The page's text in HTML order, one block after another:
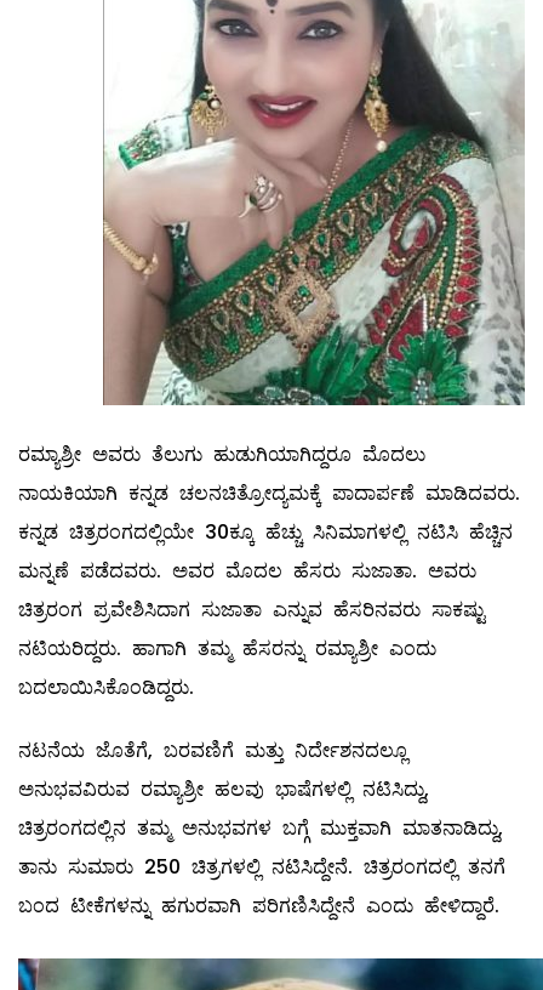
ರಮ್ಯಾಶ್ರೀ ಅವರು ತೆಲುಗು ಹುಡುಗಿಯಾಗಿದ್ದರೂ ಮೊದಲು
ನಾಯಕಿಯಾಗಿ ಕನ್ನಡ ಚಲನಚಿತ್ರೋದ್ಯಮಕ್ಕೆ ಪಾದಾರ್ಪಣೆ ಮಾಡಿದವರು.
ಕನ್ನಡ ಚಿತ್ರರಂಗದಲ್ಲಿಯೇ 30ಕ್ಕೂ ಹೆಚ್ಚು ಸಿನಿಮಾಗಳಲ್ಲಿ ನಟಿಸಿ ಹೆಚ್ಚಿನ
ಮನ್ನಣೆ ಪಡೆದವರು. ಅವರ ಮೊದಲ ಹೆಸರು ಸುಜಾತಾ. ಅವರು
ಚಿತ್ರರಂಗ ಪ್ರವೇಶಿಸಿದಾಗ ಸುಜಾತಾ ಎನ್ನುವ ಹೆಸರಿನವರು ಸಾಕಷ್ಟು
ನಟಿಯರಿದ್ದರು. ಹಾಗಾಗಿ ತಮ್ಮ ಹೆಸರನ್ನು ರಮ್ಯಾಶ್ರೀ ಎಂದು
ಬದಲಾಯಿಸಿಕೊಂಡಿದ್ದರು.
ನಟನೆಯ ಜೊತೆಗೆ, ಬರವಣಿಗೆ ಮತ್ತು ನಿರ್ದೇಶನದಲ್ಲೂ
ಅನುಭವವಿರುವ ರಮ್ಯಾಶ್ರೀ ಹಲವು ಭಾಷೆಗಳಲ್ಲಿ ನಟಿಸಿದ್ದು,
ಚಿತ್ರರಂಗದಲ್ಲಿನ ತಮ್ಮ ಅನುಭವಗಳ ಬಗ್ಗೆ ಮುಕ್ತವಾಗಿ ಮಾತನಾಡಿದ್ದು,
ತಾನು ಸುಮಾರು 250 ಚಿತ್ರಗಳಲ್ಲಿ ನಟಿಸಿದ್ದೇನೆ. ಚಿತ್ರರಂಗದಲ್ಲಿ ತನಗೆ
ಬಂದ ಟೀಕೆಗಳನ್ನು ಹಗುರವಾಗಿ ಪರಿಗಣಿಸಿದ್ದೇನೆ ಎಂದು ಹೇಳಿದ್ದಾರೆ.